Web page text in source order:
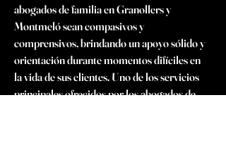
abogados de familia en Granollers y
Montmeló sean compasivos y
comprensivos, brindando un apoyo sólido y
orientación durante momentos difíciles en
la vida de sus clientes. Uno de los servicios
principales ofrecidos por los abogados de